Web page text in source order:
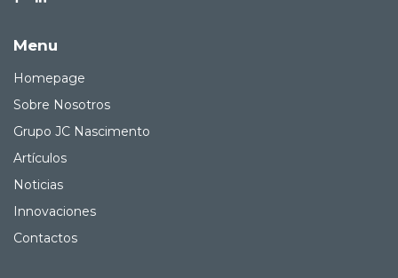
Menu
Homepage
Sobre Nosotros
Grupo JC Nascimento
Artículos
Noticias
Innovaciones
Contactos